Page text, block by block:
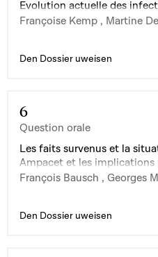
Evolution actuelle des
Françoise Kemp , Martine
Den Dossier uweisen
6
Question orale
Les faits survenus et la
Ampacet et les implications
François Bausch , Georges
Den Dossier uweisen